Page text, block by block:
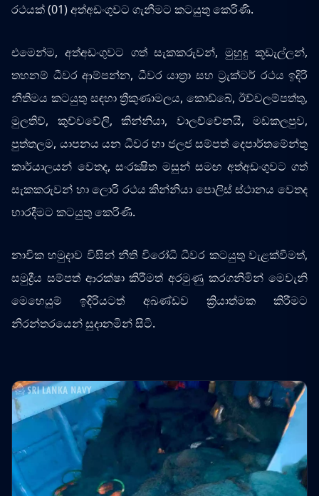
රථයක් (01) අත්අඩංගුවට ගැනීමට කටයුතු කෙරිණි.
එමෙන්ම, අත්අඩංගුවට ගත් සැකකරුවන්, මුහුදු කූඩැල්ලන්,
තහනම් ධීවර ආම්පන්න, ධීවර යාත්‍රා සහ ට්‍රැක්ටර් රථය ඉදිරි
නීතිමය කටයුතු සඳහා ත්‍රීකුණාමලය, කොඩ්බේ, ඊච්චලම්පත්තු,
මුලතිව්, කුච්චවේලි, කින්නියා, වාලච්චේනයි, මඩකලපුව,
පුත්තලම, යාපනය යන ධීවර හා ජලජ සම්පත් දෙපාර්තමේන්තු
කාර්යාලයන් වෙතද, සංරක්‍ෂිත මසුන් සමඟ අත්අඩංගුවට ගත්
සැකකරුවන් හා ලොරි රථය කින්නියා පොලිස් ස්ථානය වෙතද
භාරදීමට කටයුතු කෙරිණි.
නාවික හමුදාව විසින් නීති විරෝධී ධීවර කටයුතු වැළක්වීමත්,
සමුද්‍රීය සම්පත් ආරක්ෂා කිරීමත් අරමුණු කරගනිමින් මෙවැනි
මෙහෙයුම් ඉදිරියටත් අඛණ්ඩව ක්‍රියාත්මක කිරීමට
නිරන්තරයෙන් සුදානමින් සිටි.